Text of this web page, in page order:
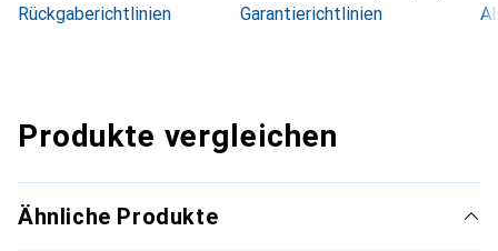
Rückgaberichtlinien
Garantierichtlinien
Produkte vergleichen
Ähnliche Produkte